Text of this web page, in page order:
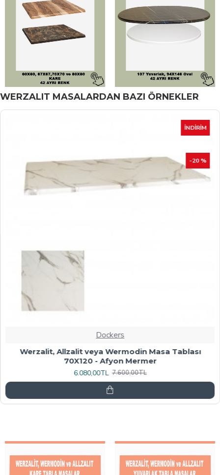
WERZALIT MASALARDAN BAZI ÖRNEKLER
İNDIRIM
-20 %
Dockers
Werzalit, Allzalit veya Wermodin Masa Tablası
70X120 - Afyon Mermer
6.080,00TL 7.600,00TL